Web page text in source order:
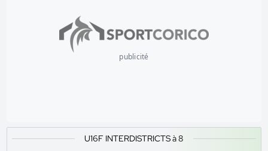
publicité
U16F INTERDISTRICTS à 8